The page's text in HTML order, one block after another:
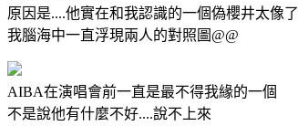
原因是....他實在和我認識的一個偽櫻井太像了
我腦海中一直浮現兩人的對照圖@@
AIBA在演唱會前一直是最不得我緣的一個
不是說他有什麼不好....說不上來